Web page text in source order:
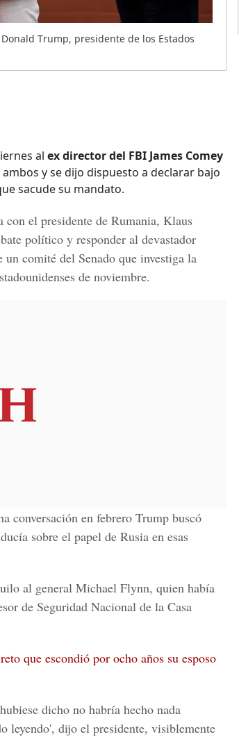
Trump, presidente de los Estados
al ex director del FBI James Comey
y se dijo dispuesto a declarar bajo
sacude su mandato.
con el presidente de Rumania, Klaus
político y responder al devastador
comité del Senado que investiga la
de noviembre.
conversación en febrero Trump buscó
sobre el papel de Rusia en esas
al general Michael Flynn, quien había
de Seguridad Nacional de la Casa
que escondió por ocho años su esposo
dicho no habría hecho nada
leyendo', dijo el presidente, visiblemente